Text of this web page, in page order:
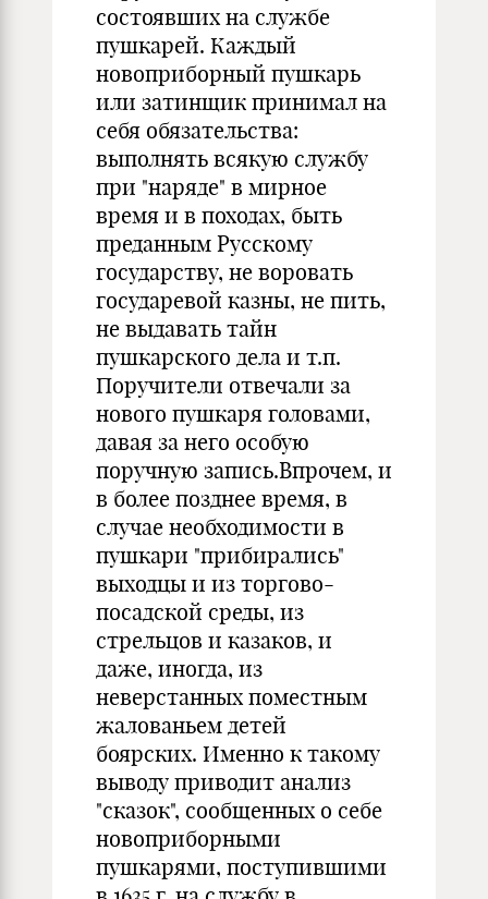
состоявших на службе
пушкарей. Каждый
новоприборный пушкарь
или затинщик принимал на
себя обязательства:
выполнять всякую службу
при "наряде" в мирное
время и в походах, быть
преданным Русскому
государству, не воровать
государевой казны, не пить,
не выдавать тайн
пушкарского дела и т.п.
Поручители отвечали за
нового пушкаря головами,
давая за него особую
поручную запись.Впрочем, и
в более позднее время, в
случае необходимости в
пушкари "прибирались"
выходцы и из торгово-
посадской среды, из
стрельцов и казаков, и
даже, иногда, из
неверстанных поместным
жалованьем детей
боярских. Именно к такому
выводу приводит анализ
"сказок", сообщенных о себе
новоприборными
пушкарями, поступившими